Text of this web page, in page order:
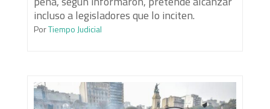
incluso a legisladores que lo inciten.
PorTiempo Judicial